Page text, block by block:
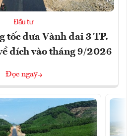
Đầu tư
tốc đưa Vành đai 3 TP.
đích vào tháng 9/2026
Đọc ngay